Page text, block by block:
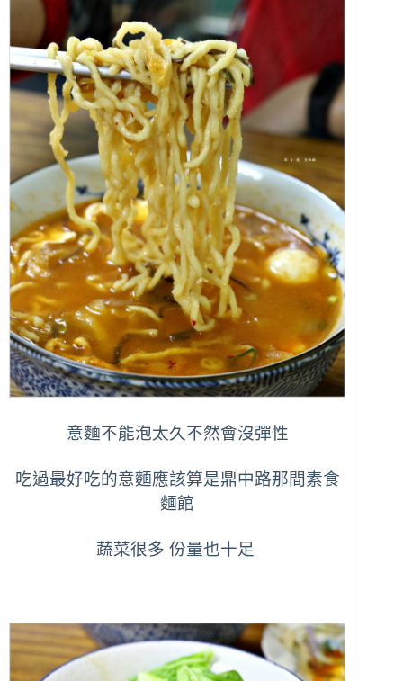
意麵不能泡太久不然會沒彈性
吃過最好吃的意麵應該算是鼎中路那間素食
麵館
蔬菜很多 份量也十足